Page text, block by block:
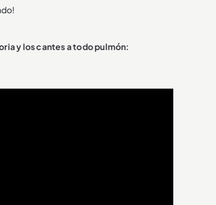
y los cantes a todo pulmón: